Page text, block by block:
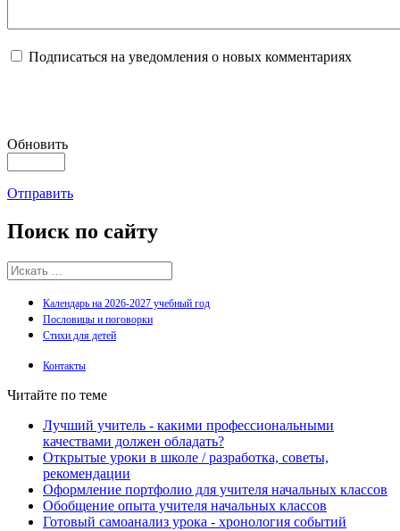
Подписаться на уведомления о новых комментариях
Обновить
Отправить
Поиск по сайту
Календарь на 2026-2027 учебный год
Пословицы и поговорки
Стихи для детей
Контакты
Читайте по теме
Лучший учитель - какими профессиональными
качествами должен обладать?
Открытые уроки в школе / разработка, советы,
рекомендации
Оформление портфолио для учителя начальных классов
Обобщение опыта учителя начальных классов
Готовый самоанализ урока - хронология событий